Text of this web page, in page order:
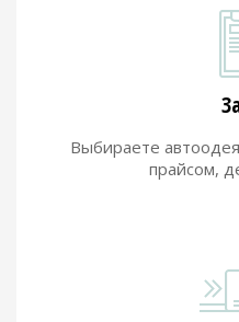
Выбираете
прайсом,